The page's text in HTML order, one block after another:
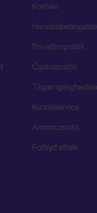
Kontakt
Privatlivspolitik
Cookiepolitik
Kundeservice
Annoncørinfo
Fortryd aftale